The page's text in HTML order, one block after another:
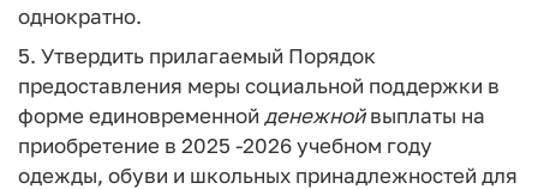
однократно.
5. Утвердить прилагаемый Порядок
предоставления меры социальной поддержки в
форме единовременной денежнойвыплаты на
приобретение в 2025 -2026 учебном году
одежды, обуви и школьных принадлежностей для